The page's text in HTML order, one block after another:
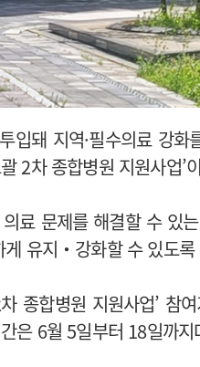
입돼 지역·필수의료 강
2차 종합병원 지원사업’
료 문제를 해결할 수 있
유지‧강화할 수 있도록
종합병원 지원사업’ 참
은 6월 5일부터 18일까지